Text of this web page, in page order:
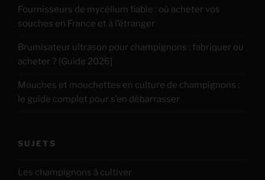
Fournisseurs de mycélium fiable : où acheter vos
souches en France et à l’étranger
Brumisateur ultrason pour champignons : fabriquer ou
acheter ? [Guide 2026]
Mouches et mouchettes en culture de champignons :
le guide complet pour s’en débarrasser
SUJETS
Les champignons à cultiver